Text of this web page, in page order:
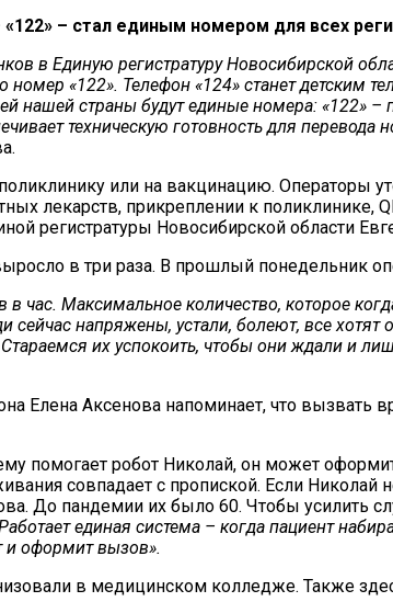
– стал единым номером для всех
в Единую регистратуру Новосибирской
номер «122». Телефон «124» станет
нашей страны будут единые номера: «122»
техническую готовность для перевода
или на вакцинацию. Операторы
лекарств, прикреплении к
регистратуры Новосибирской области
в три раза. В прошлый понедельник
в час. Максимальное количество, которое
сейчас напряжены, устали, болеют, все
их успокоить, чтобы они ждали и
Елена Аксенова напоминает, что вызвать
помогает робот Николай, он может
совпадает с пропиской. Если Николай
До пандемии их было 60. Чтобы усилить
единая система – когда пациент
и оформит вызов».
в медицинском колледже. Также